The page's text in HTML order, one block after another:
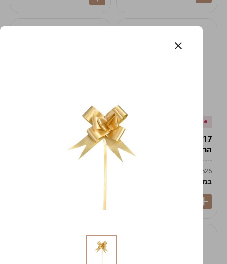
הרמס 19ס"מ -לבן נקי
9009492379626
במארז
במלאי
19ס"מ -לבן מנוקד
9009492379626